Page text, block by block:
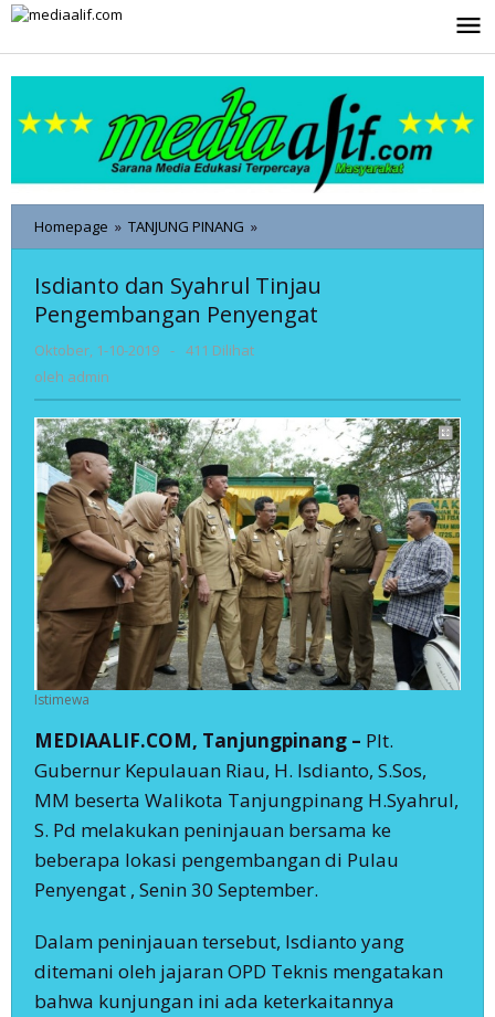
Lewati
konten
Homepage » TANJUNG PINANG »
dan
Tinjau
Pengembangan
Penyengat
Isdianto dan Syahrul Tinjau
Pengembangan Penyengat
Oktober, 1-10-2019 oleh
- 411 Dilihat
oleh admin
Istimewa
MEDIAALIF.COM, Tanjungpinang – Plt.
Gubernur Kepulauan Riau, H. Isdianto, S.Sos,
MM beserta Walikota Tanjungpinang H.Syahrul,
S. Pd melakukan peninjauan bersama ke
beberapa lokasi pengembangan di Pulau
Penyengat , Senin 30 September.
Dalam peninjauan tersebut, Isdianto yang
ditemani oleh jajaran OPD Teknis mengatakan
bahwa kunjungan ini ada keterkaitannya